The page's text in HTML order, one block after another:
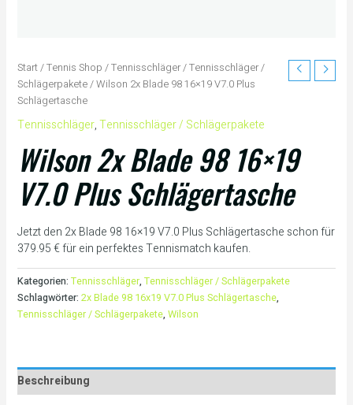
Start/Tennis Shop /Tennisschläger/Tennisschläger /
Schlägerpakete/ Wilson 2x Blade 98 16×19 V7.0 Plus
Schlägertasche
Tennisschläger,Tennisschläger / Schlägerpakete
Wilson 2x Blade 98 16×19
V7.0 Plus Schlägertasche
Jetzt den 2x Blade 98 16×19 V7.0 Plus Schlägertasche schon für
379.95 € für ein perfektes Tennismatch kaufen.
Kategorien: Tennisschläger, Tennisschläger / Schlägerpakete
Schlagwörter: 2x Blade 98 16x19 V7.0 Plus Schlägertasche,
Tennisschläger / Schlägerpakete, Wilson
Beschreibung